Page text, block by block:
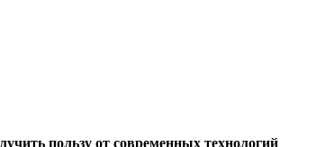
пользу от современных технологий